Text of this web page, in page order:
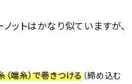
ットはかなり似ていますが、
（端糸）で巻きつける （締め込む